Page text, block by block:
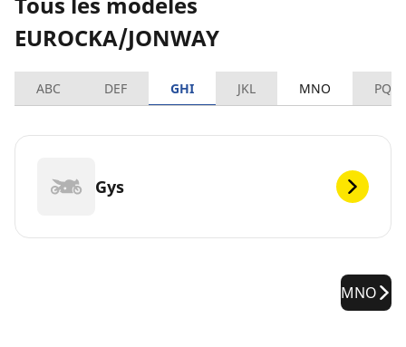
EUROCKA/JONWAY
ABC DEF GHI JKL MNO PQRS
Gys
MNO